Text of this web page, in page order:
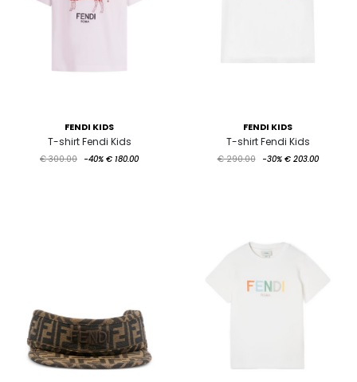
FENDI KIDS
T-shirt Fendi Kids
€ 300.00 -40% € 180.00
FENDI KIDS
T-shirt Fendi Kids
€ 290.00 -30% € 203.00